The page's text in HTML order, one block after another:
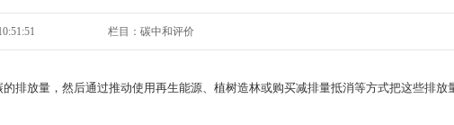
栏目：碳中和评价
的排放量，然后通过推动使用再生能源、植树造林或购买减排量抵消等方式把这些排